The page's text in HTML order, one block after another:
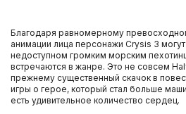
Благодаря равномерному
анимации лица персонажи Crysis 3
недоступном громким морским
встречаются в жанре. Это не совсем
прежнему существенный скачок в
игры о герое, который стал больше
есть удивительное количество сердец.